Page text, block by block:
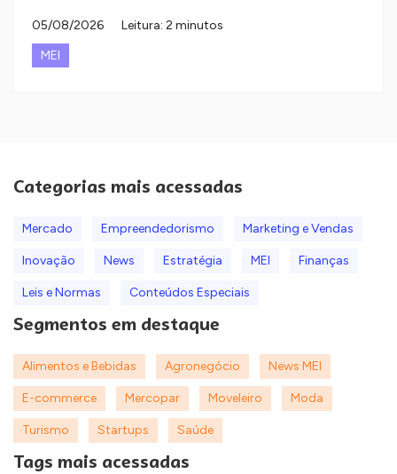
05/08/2026
Leitura: 2 minutos
MEI
Categorias mais acessadas
Mercado Empreendedorismo Marketing e Vendas
Inovação News Estratégia MEI Finanças
Leis e Normas Conteúdos Especiais
Segmentos em destaque
Alimentos e Bebidas Agronegócio News MEI
E-commerce Mercopar Moveleiro Moda
Turismo Startups Saúde
Tags mais acessadas